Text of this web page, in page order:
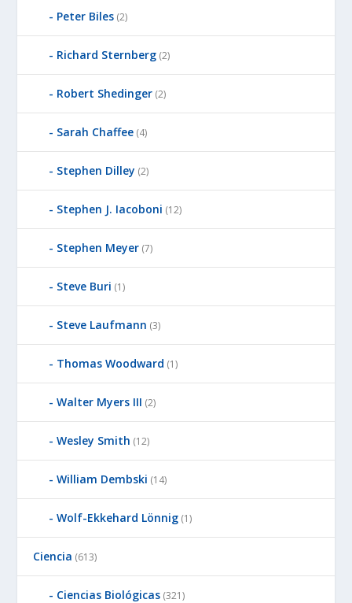
Peter Biles (2)
Richard Sternberg (2)
Robert Shedinger (2)
Sarah Chaffee (4)
Stephen Dilley (2)
Stephen J. Iacoboni (12)
Stephen Meyer (7)
Steve Buri (1)
Steve Laufmann (3)
Thomas Woodward (1)
Walter Myers III (2)
Wesley Smith (12)
William Dembski (14)
Wolf-Ekkehard Lönnig (1)
Ciencia (613)
Ciencias Biológicas (321)